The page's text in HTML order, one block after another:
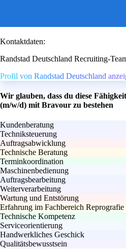
Kontaktdaten:
Randstad Deutschland Recruiting-
Profil von Randstad Deutschland
Wir glauben, dass du diese
(m/w/d) mit Bravour zu bestehen
Kundenberatung
Techniksteuerung
Auftragsabwicklung
Technische Beratung
Terminkoordination
Maschinenbedienung
Auftragsbearbeitung
Weiterverarbeitung
Wartung und Entstörung
Erfahrung im Fachbereich Reprografie
Technische Kompetenz
Serviceorientierung
Handwerkliches Geschick
Qualitätsbewusstsein